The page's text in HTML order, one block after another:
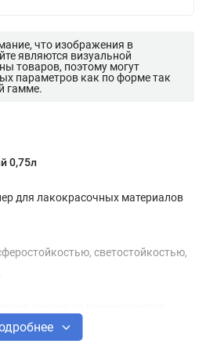
что изображения в
являются визуальной
товаров, поэтому могут
параметров как по форме так
гамме.
0,75л
для лакокрасочных материалов
светостойкостью,
на небольшом участке, поскольку